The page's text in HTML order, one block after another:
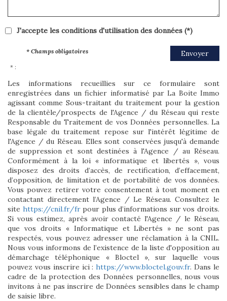
J'accepte les conditions d'utilisation des données (*)
Envoyer
* Champs obligatoires
* :
Les informations recueillies sur ce formulaire sont
enregistrées dans un fichier informatisé par La Boite Immo
agissant comme Sous-traitant du traitement pour la gestion
de la clientèle/prospects de l'Agence / du Réseau qui reste
Responsable du Traitement de vos Données personnelles. La
base légale du traitement repose sur l'intérêt légitime de
l'Agence / du Réseau. Elles sont conservées jusqu'à demande
de suppression et sont destinées à l'Agence / au Réseau.
Conformément à la loi « informatique et libertés », vous
disposez des droits d’accès, de rectification, d’effacement,
d’opposition, de limitation et de portabilité de vos données.
Vous pouvez retirer votre consentement à tout moment en
contactant directement l’Agence / Le Réseau. Consultez le
site https://cnil.fr/frpour plus d’informations sur vos droits.
Si vous estimez, après avoir contacté l'Agence / le Réseau,
que vos droits « Informatique et Libertés » ne sont pas
respectés, vous pouvez adresser une réclamation à la CNIL.
Nous vous informons de l’existence de la liste d'opposition au
démarchage téléphonique « Bloctel », sur laquelle vous
pouvez vous inscrire ici :https://www.bloctel.gouv.fr. Dans le
cadre de la protection des Données personnelles, nous vous
invitons à ne pas inscrire de Données sensibles dans le champ
de saisie libre.